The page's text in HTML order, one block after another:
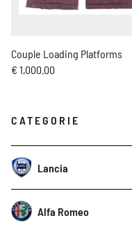
CATEGORIE
Lancia
Alfa Romeo
Couple Loading Platforms
€ 1,000.00